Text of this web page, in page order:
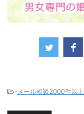
- メール相談2000件以上